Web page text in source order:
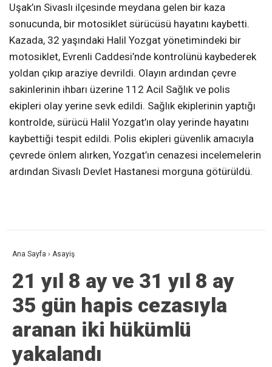
Uşak’ın Sivaslı ilçesinde meydana gelen bir kaza
sonucunda, bir motosiklet sürücüsü hayatını kaybetti.
Kazada, 32 yaşındaki Halil Yozgat yönetimindeki bir
motosiklet, Evrenli Caddesi’nde kontrolünü kaybederek
yoldan çıkıp araziye devrildi. Olayın ardından çevre
sakinlerinin ihbarı üzerine 112 Acil Sağlık ve polis
ekipleri olay yerine sevk edildi. Sağlık ekiplerinin yaptığı
kontrolde, sürücü Halil Yozgat’ın olay yerinde hayatını
kaybettiği tespit edildi. Polis ekipleri güvenlik amacıyla
çevrede önlem alırken, Yozgat’ın cenazesi incelemelerin
ardından Sivaslı Devlet Hastanesi morguna götürüldü.
Ana Sayfa › Asayiş
21 yıl 8 ay ve 31 yıl 8 ay
35 gün hapis cezasıyla
aranan iki hükümlü
yakalandı